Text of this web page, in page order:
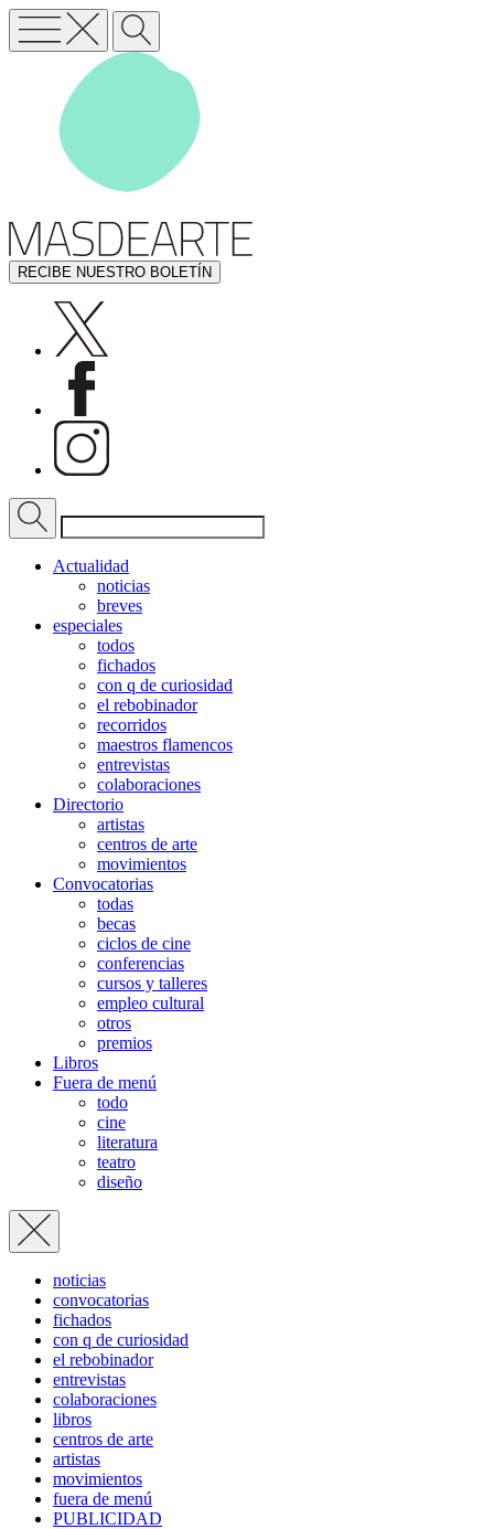
RECIBE NUESTRO BOLETÍN
Actualidad
noticias
breves
especiales
todos
fichados
con q de curiosidad
el rebobinador
recorridos
maestros flamencos
entrevistas
colaboraciones
Directorio
artistas
centros de arte
movimientos
Convocatorias
todas
becas
ciclos de cine
conferencias
cursos y talleres
empleo cultural
otros
premios
Libros
Fuera de menú
todo
cine
literatura
teatro
diseño
noticias
convocatorias
fichados
con q de curiosidad
el rebobinador
entrevistas
colaboraciones
libros
centros de arte
artistas
movimientos
fuera de menú
PUBLICIDAD